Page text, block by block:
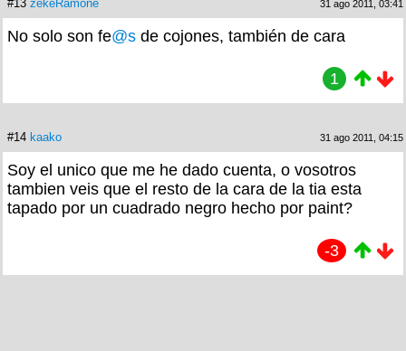
#13 zekeRamone 31 ago 2011, 03:41
No solo son fe@s de cojones, también de cara
1
#14 kaako 31 ago 2011, 04:15
Soy el unico que me he dado cuenta, o vosotros
tambien veis que el resto de la cara de la tia esta
tapado por un cuadrado negro hecho por paint?
-3